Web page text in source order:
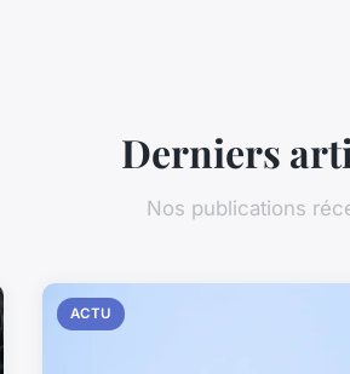
Derniers
Nos publications
ACTU